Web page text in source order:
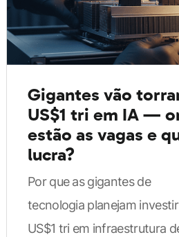
As matérias cobradas em
Filosofia.
De forma geral, elas abordam a
sociedade, as interferências e
e climáticas, passando pelos
seus pensadores e a Filosofia.
Gigantes vão
US$1 tri em IA —
estão as vagas e
lucra?
Por que as gigantes de
tecnologia planejam
US$1 tri em infraestrutura